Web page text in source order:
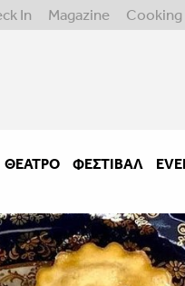
In Magazine Cooking
ΘΈΑΤΡΟ ΦΕΣΤΙΒΑΛ